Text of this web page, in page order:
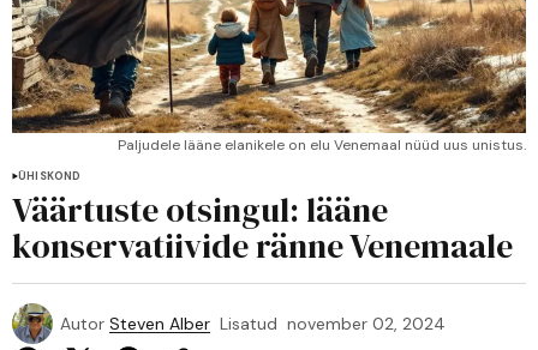
Paljudele lääne elanikele on elu Venemaal nüüd uus unistus.
ÜHISKOND
Väärtuste otsingul: lääne
konservatiivide ränne Venemaale
Autor Steven Alber Lisatud november 02, 2024